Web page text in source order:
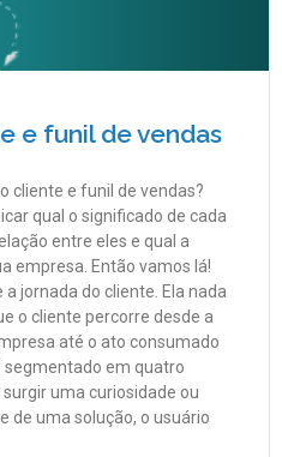
e funil de vendas
cliente e funil de vendas?
qual o significado de cada
entre eles e qual a
empresa. Então vamos lá!
jornada do cliente. Ela nada
o cliente percorre desde a
até o ato consumado
segmentado em quatro
uma curiosidade ou
de uma solução, o usuário